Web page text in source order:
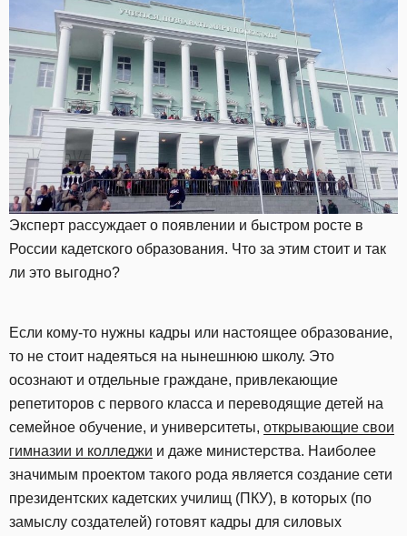
Эксперт рассуждает о появлении и быстром росте в
России кадетского образования. Что за этим стоит и так
ли это выгодно?
Если кому-то нужны кадры или настоящее образование,
то не стоит надеяться на нынешнюю школу. Это
осознают и отдельные граждане, привлекающие
репетиторов с первого класса и переводящие детей на
семейное обучение, и университеты, открывающие свои
гимназии и колледжи и даже министерства. Наиболее
значимым проектом такого рода является создание сети
президентских кадетских училищ (ПКУ), в которых (по
замыслу создателей) готовят кадры для силовых